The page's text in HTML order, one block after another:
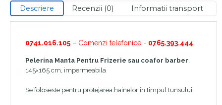
Descriere Recenzii (0) Informatii transport
0741.016.105 – Comenzi telefonice - 0765.393.444
Pelerina Manta Pentru Frizerie sau coafor barber
145×165 cm, impermeabila
Se foloseste pentru protejarea hainelor in timpul tunsului.